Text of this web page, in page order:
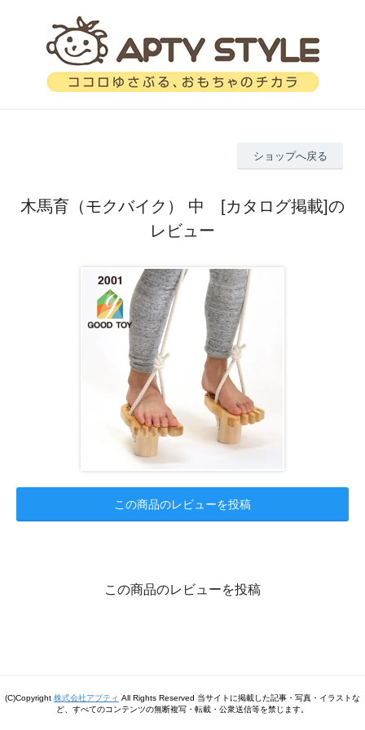
ショップへ戻る
木馬育（モクバイク） 中 [カタログ掲載]の
レビュー
この商品のレビューを投稿
この商品のレビューを投稿
(C)Copyright 株式会社アプティ All Rights Reserved 当サイトに掲載した記事・写真・イラストな
ど、すべてのコンテンツの無断複写・転載・公衆送信等を禁じます。